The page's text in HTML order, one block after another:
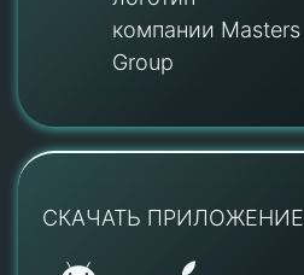
компании Masters
Group
СКАЧАТЬ ПРИЛОЖЕНИЕ